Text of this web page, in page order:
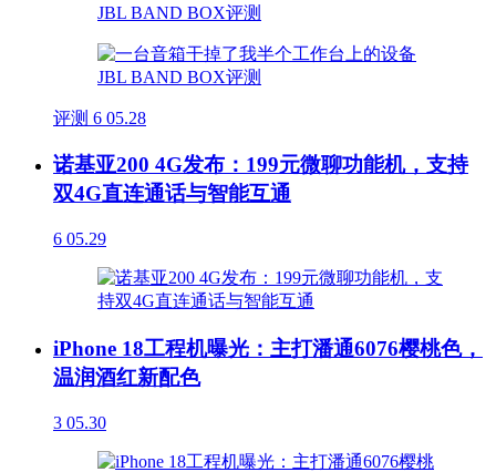
评测 6 05.28
诺基亚200 4G发布：199元微聊功能机，支持
双4G直连通话与智能互通
6 05.29
iPhone 18工程机曝光：主打潘通6076樱桃色，
温润酒红新配色
3 05.30